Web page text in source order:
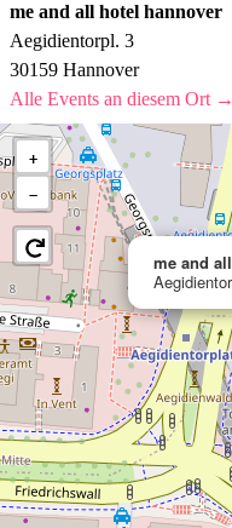
me and all hotel hannover
Aegidientorpl. 3
30159 Hannover
Alle Events an diesem Ort →
me and
+
−